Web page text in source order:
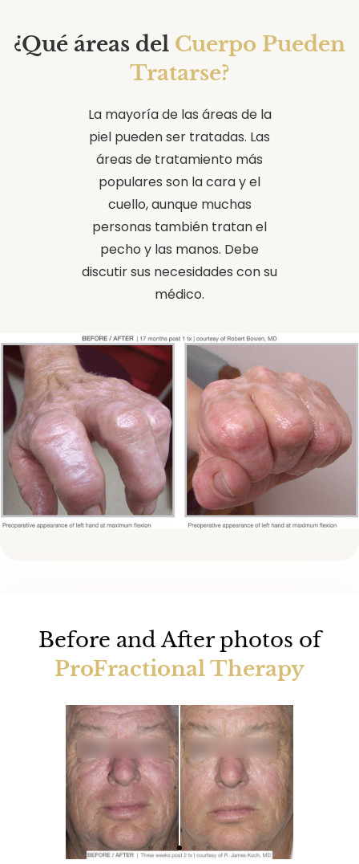
¿Qué áreas del Cuerpo Pueden
Tratarse?
La mayoría de las áreas de la
piel pueden ser tratadas. Las
áreas de tratamiento más
populares son la cara y el
cuello, aunque muchas
personas también tratan el
pecho y las manos. Debe
discutir sus necesidades con su
médico.
Before and After photos of
ProFractional Therapy